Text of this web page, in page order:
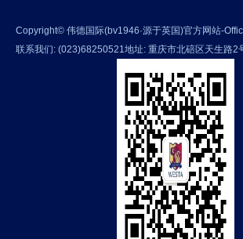
Copyright© 伟德国际(bv1946·源于英国)官方网站-
联系我们: (023)68250521地址: 重庆市北碚区天生路2